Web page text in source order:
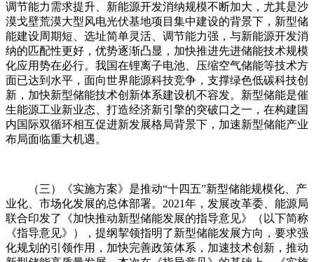
调节能力需求提升、新能源开发消纳规模不断加大，尤其是沙
漠戈壁荒漠大型风电光伏基地项目集中建设的背景下，新型储
能建设周期短、选址简单灵活、调节能力强，与新能源开发消
纳的匹配性更好，优势逐渐凸显，加快推进先进储能技术规模
化应用势在必行。我国在锂离子电池、压缩空气储能等技术方
面已达到水平，面向世界能源科技竞争，支撑绿色低碳科技创
新，加快新型储能技术创新体系建设机不容发。新型储能是催
生能源工业新业态、打造经济新引擎的突破口之一，在构建国
内国际双循环相互促进新发展格局背景下，加速新型储能产业
布局面临重大机遇。
（三）《实施方案》是推动“十四五”新型储能规模化、产
业化、市场化发展的总体部署。2021年，发展改革委、能源局
联合印发了《加快推动新型储能发展的指导意见》（以下简称
《指导意见》），提纲挈领指明了新型储能发展方向，要求强
化规划的引领作用，加快完善政策体系，加速技术创新，推动